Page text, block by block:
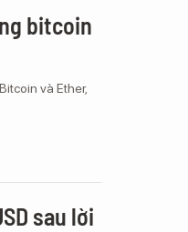
bitcoin
và Ether,
sau lời